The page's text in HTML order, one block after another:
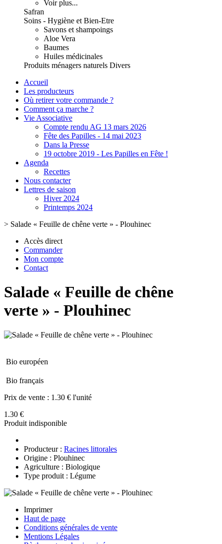
Voir plus...
Safran
Soins - Hygiène et Bien-Etre
Savons et shampoings
Aloe Vera
Baumes
Huiles médicinales
Produits ménagers naturels Divers
Accueil
Les producteurs
Où retirer votre commande ?
Comment ça marche ?
Vie Associative
Compte rendu AG 13 mars 2026
Fête des Papilles - 14 mai 2023
Dans la Presse
19 octobre 2019 - Les Papilles en Fête !
Agenda
Recettes
Nous contacter
Lettres de saison
Hiver 2024
Printemps 2024
> Salade « Feuille de chêne verte » - Plouhinec
Accès direct
Commander
Mon compte
Contact
Salade « Feuille de chêne
verte » - Plouhinec
Bio européen
Bio français
Prix de vente : 1.30 € l'unité
1.30 €
Produit indisponible
Producteur : Racines littorales
Origine : Plouhinec
Agriculture : Biologique
Type produit : Légume
Imprimer
Haut de page
Conditions générales de vente
Mentions Légales